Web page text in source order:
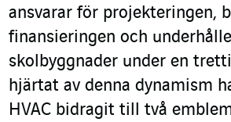
ansvarar för projekteringen,
finansieringen och
skolbyggnader under en
hjärtat av denna dynamism
HVAC bidragit till två